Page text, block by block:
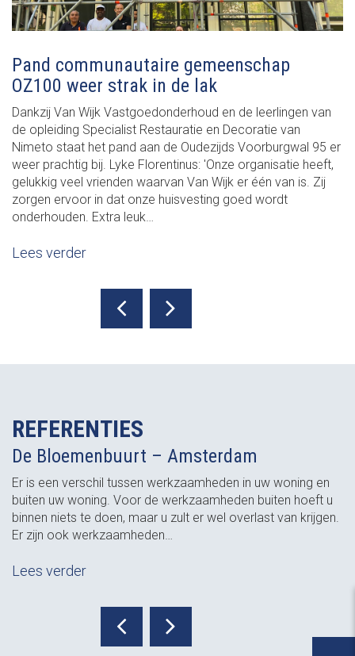
Pand communautaire gemeenschap
OZ100 weer strak in de lak
Dankzij Van Wijk Vastgoedonderhoud en de leerlingen van
de opleiding Specialist Restauratie en Decoratie van
Nimeto staat het pand aan de Oudezijds Voorburgwal 95 er
weer prachtig bij. Lyke Florentinus: 'Onze organisatie heeft,
gelukkig veel vrienden waarvan Van Wijk er één van is. Zij
zorgen ervoor in dat onze huisvesting goed wordt
onderhouden. Extra leuk…
Lees verder
REFERENTIES
De Bloemenbuurt – Amsterdam
Er is een verschil tussen werkzaamheden in uw woning en
buiten uw woning. Voor de werkzaamheden buiten hoeft u
binnen niets te doen, maar u zult er wel overlast van krijgen.
Er zijn ook werkzaamheden…
Lees verder